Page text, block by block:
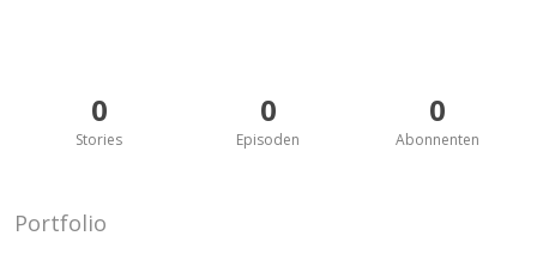
0
Stories
0
Episoden
0
Abonnenten
Portfolio